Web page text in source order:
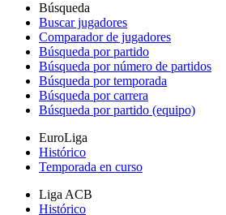
Búsqueda
Buscar jugadores
Comparador de jugadores
Búsqueda por partido
Búsqueda por número de partidos
Búsqueda por temporada
Búsqueda por carrera
Búsqueda por partido (equipo)
EuroLiga
Histórico
Temporada en curso
Liga ACB
Histórico